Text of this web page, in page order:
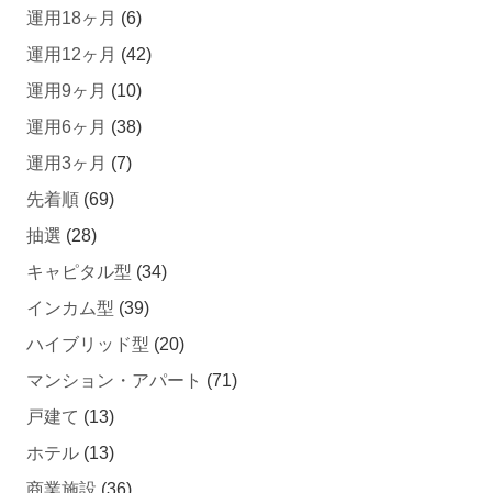
運用18ヶ月 (6)
運用12ヶ月 (42)
運用9ヶ月 (10)
運用6ヶ月 (38)
運用3ヶ月 (7)
先着順 (69)
抽選 (28)
キャピタル型 (34)
インカム型 (39)
ハイブリッド型 (20)
マンション・アパート (71)
戸建て (13)
ホテル (13)